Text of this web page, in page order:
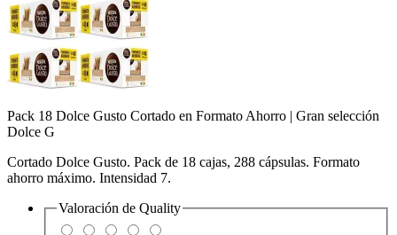
Pack 18 Dolce Gusto Cortado en Formato Ahorro | Gran selección
Dolce G
Cortado Dolce Gusto. Pack de 18 cajas, 288 cápsulas. Formato
ahorro máximo. Intensidad 7.
Valoración de Quality